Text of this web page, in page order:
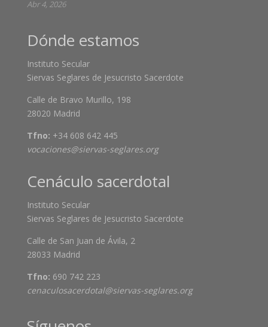
Abr 4, 2026
Dónde estamos
Instituto Secular
Siervas Seglares de Jesucristo Sacerdote
Calle de Bravo Murillo, 198
28020 Madrid
Tfno: +34 608 642 445
vocaciones@siervas-seglares.org
Cenáculo sacerdotal
Instituto Secular
Siervas Seglares de Jesucristo Sacerdote
Calle de San Juan de Ávila, 2
28033 Madrid
Tfno: 690 742 223
cenaculosacerdotal@siervas-seglares.org